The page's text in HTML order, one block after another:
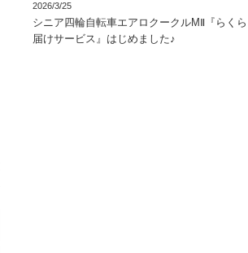
2026/3/25
シニア四輪自転車エアロクークルMⅡ『らく
届けサービス』はじめました♪